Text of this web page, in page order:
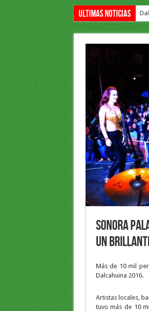
Ultimas Noticias
Sonora
un
Más de 10 mil
Dalcahuina 2016.
Artistas locales,
tuvo más de 10